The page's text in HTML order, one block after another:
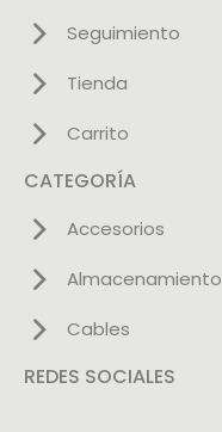
Seguimiento
Tienda
Carrito
CATEGORÍA
Accesorios
Almacenamiento
Cables
REDES SOCIALES